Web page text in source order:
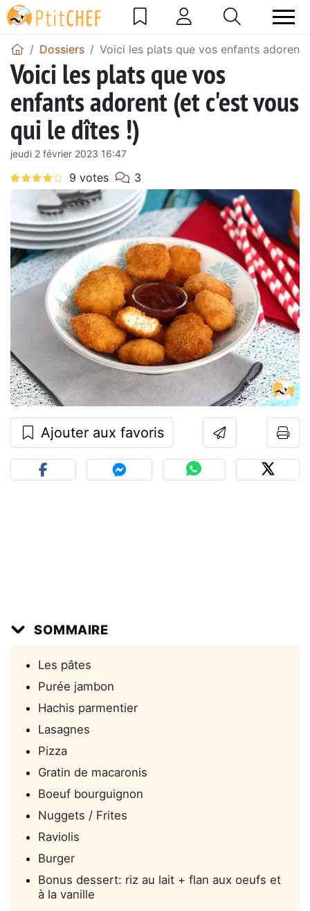
Dossiers Voici les plats que vos enfants
Voici les plats que vos
enfants adorent (et c'est vous
qui le dîtes !)
jeudi 2 février 2023 16:47
Ajouter aux favoris
SOMMAIRE
Les pâtes
Purée jambon
Hachis parmentier
Lasagnes
Pizza
Gratin de macaronis
Boeuf bourguignon
Nuggets / Frites
Raviolis
Burger
Bonus dessert: riz au lait + flan aux oeufs et
à la vanille